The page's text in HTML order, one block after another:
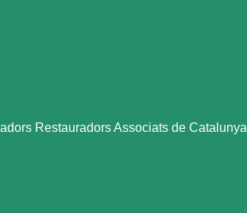
Restauradors Associats de Catalunya